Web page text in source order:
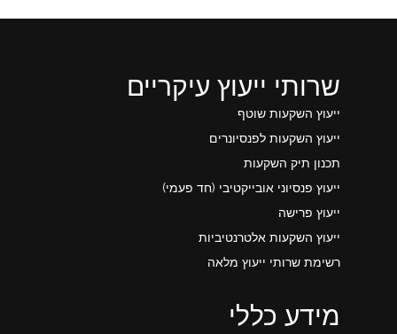
שרותי ייעוץ עיקריים
ייעוץ השקעות שוטף
ייעוץ השקעות לפנסיונרים
תכנון תיק השקעות
ייעוץ פנסיוני אובייקטיבי (חד פעמי)
ייעוץ פרישה
ייעוץ השקעות אלטרנטיביות
רשימת שרותי ייעוץ מלאה
מידע כללי